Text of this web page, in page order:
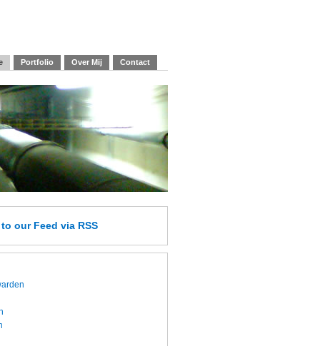
Portfolio Over Mij Contact
to our Feed via RSS